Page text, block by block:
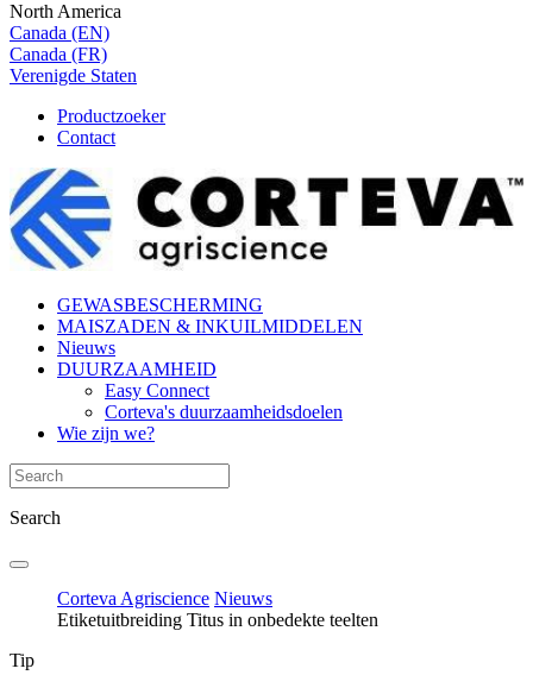
North America
Canada (EN)
Canada (FR)
Verenigde Staten
Productzoeker
Contact
GEWASBESCHERMING
MAISZADEN & INKUILMIDDELEN
Nieuws
DUURZAAMHEID
Easy Connect
Corteva's duurzaamheidsdoelen
Wie zijn we?
Search
Corteva Agriscience Nieuws
Etiketuitbreiding Titus in onbedekte teelten
Tip